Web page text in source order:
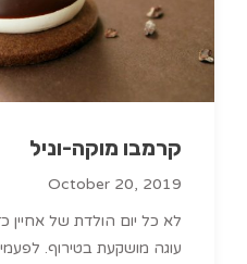
קרמבו מוקה-וניל
October 20, 2019
לא כל יום הולדת של אחיין
עוגה מושקעת בטירוף.